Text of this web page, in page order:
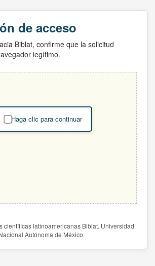
de acceso
Biblat, confirme que la solicitud
legítimo.
Haga clic para continuar
científicas latinoamericanas Biblat. Universidad
Autónoma de México.